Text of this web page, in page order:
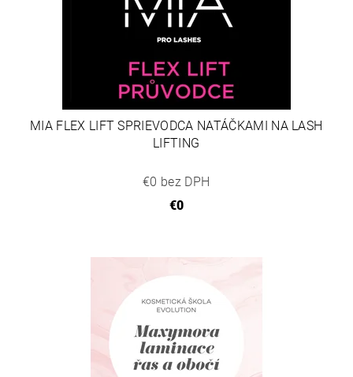
MIA FLEX LIFT SPRIEVODCA NATÁČKAMI NA LASH
LIFTING
€0 bez DPH
€0